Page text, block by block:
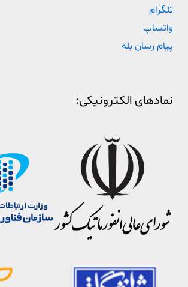
تلگرام
واتساپ
پیام رسان بله
نمادهای الکترونیکی: